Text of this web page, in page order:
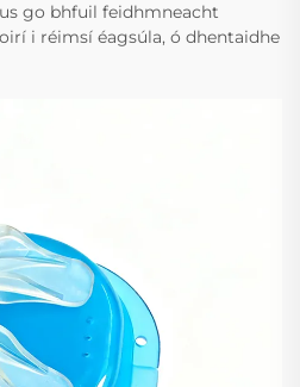
go bhfuil feidhmneacht
i réimsí éagsúla, ó dhentaidhe